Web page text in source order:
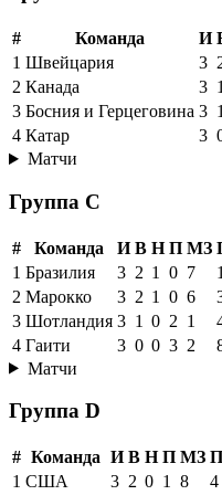
# Команда И
1 Швейцария 3
2 Канада 3 1
3 Босния и Герцеговина 3 1
4 Катар 3
Матчи
Группа C
# Команда И В Н П МЗ
1 Бразилия 3 2 1 0 7 1
2 Марокко 3 2 1 0 6
3 Шотландия 3 1 0 2 1
4 Гаити 3 0 0 3 2
Матчи
Группа D
# Команда И В Н П МЗ
1 США 3 2 0 1 8 4